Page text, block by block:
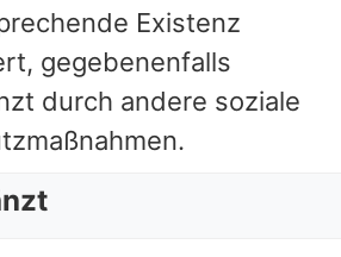
Existenz
gegebenenfalls
durch andere soziale